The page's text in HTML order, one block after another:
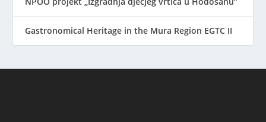
Gastronomical Heritage in the Mura Region EGTC II